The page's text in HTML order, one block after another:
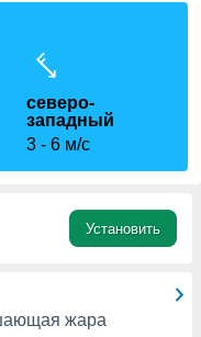
северо-
западный
3
6 м/с
Установить
жара